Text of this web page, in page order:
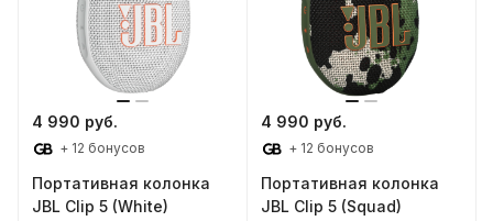
4 990 руб.
+ 12 бонусов
Портативная колонка
JBL Clip 5 (White)
4 990 руб.
+ 12 бонусов
Портативная колонка
JBL Clip 5 (Squad)